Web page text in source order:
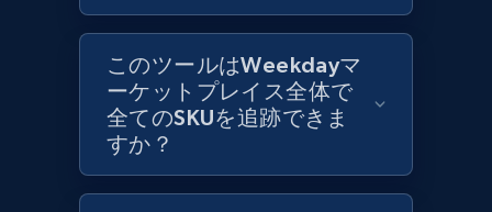
Category id, Product id, Product name, Price,
Currency, Colour code, Colour, Description, and
1.2K+ 208+ 今すぐ始める
このツールはWeekdayマ
ーケットプレイス全体で
全てのSKUを追跡できま
すか？